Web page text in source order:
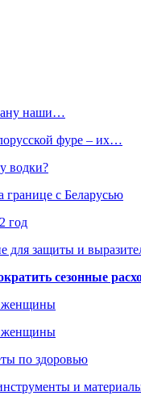
наши…
фуре – их…
водки?
с Беларусью
год
для защиты и
сезонные
женщины
женщины
по здоровью
и